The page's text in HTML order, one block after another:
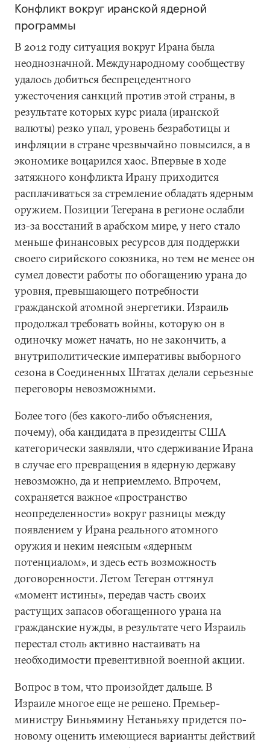
Конфликт вокруг иранской ядерной
программы
В 2012 году ситуация вокруг Ирана была
неоднозначной. Международному сообществу
удалось добиться беспрецедентного
ужесточения санкций против этой страны, в
результате которых курс риала (иранской
валюты) резко упал, уровень безработицы и
инфляции в стране чрезвычайно повысился, а в
экономике воцарился хаос. Впервые в ходе
затяжного конфликта Ирану приходится
расплачиваться за стремление обладать ядерным
оружием. Позиции Тегерана в регионе ослабли
из-за восстаний в арабском мире, у него стало
меньше финансовых ресурсов для поддержки
своего сирийского союзника, но тем не менее он
сумел довести работы по обогащению урана до
уровня, превышающего потребности
гражданской атомной энергетики. Израиль
продолжал требовать войны, которую он в
одиночку может начать, но не закончить, а
внутриполитические императивы выборного
сезона в Соединенных Штатах делали серьезные
переговоры невозможными.
Более того (без какого-либо объяснения,
почему), оба кандидата в президенты США
категорически заявляли, что сдерживание Ирана
в случае его превращения в ядерную державу
невозможно, да и неприемлемо. Впрочем,
сохраняется важное «пространство
неопределенности» вокруг разницы между
появлением у Ирана реального атомного
оружия и неким неясным «ядерным
потенциалом», и здесь есть возможность
договоренности. Летом Тегеран оттянул
«момент истины», передав часть своих
растущих запасов обогащенного урана на
гражданские нужды, в результате чего Израиль
перестал столь активно настаивать на
необходимости превентивной военной акции.
Вопрос в том, что произойдет дальше. В
Израиле многое еще не решено. Премьер-
министру Биньямину Нетаньяху придется по-
новому оценить имеющиеся варианты действий